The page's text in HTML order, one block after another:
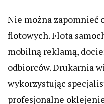
Nie można zapomnieć
flotowych. Flota
mobilną reklamą,
odbiorców. Drukarnia
wykorzystując
profesjonalne